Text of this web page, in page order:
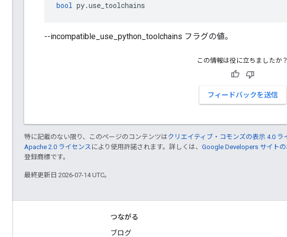
bool py.use_toolchains
--incompatible_use_python_toolchains フラグの値。
この情報は役に立ちましたか？
フィードバックを送信
特に記載のない限り、このページのコンテンツはクリエイティブ・コモンズの表示 4.0 ラ
Apache 2.0 ライセンス により使用許諾されます。詳しくは、 Google Developers サイト
登録商標です。
最終更新日 2026-07-14 UTC。
つながる
ブログ